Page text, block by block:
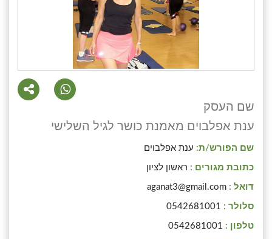
שם העסק
ענת אפלבוים מאמנת כושר לגיל השלישי
שם הפורש/ת: ענת אפלבוים
כתובת מגורים : ראשון לציון
דואל : aganat3@gmail.com
סלולר : 0542681001
טלפון : 0542681001